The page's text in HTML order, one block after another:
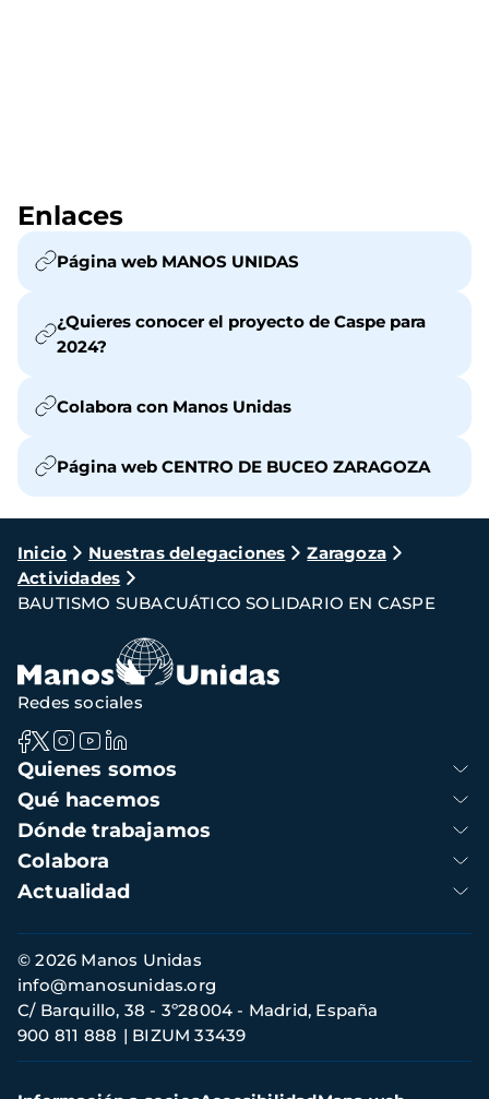
Enlaces
Página web MANOS UNIDAS
¿Quieres conocer el proyecto de Caspe para
2024?
Colabora con Manos Unidas
Página web CENTRO DE BUCEO ZARAGOZA
Ruta
de
navegación
Inicio Nuestras delegaciones
Zaragoza
Actividades
BAUTISMO SUBACUÁTICO SOLIDARIO EN CASPE
Navegación
principal
Quienes somos
Qué hacemos
Dónde trabajamos
Colabora
Actualidad
Redes sociales
Información
de
contacto
© 2026 Manos Unidas
C/ Barquillo, 38 - 3º28004 - Madrid, España
900 811 888
BIZUM 33439
info@manosunidas.org